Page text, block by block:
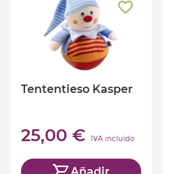
Tententieso Kasper
25,00 € IVA incluido